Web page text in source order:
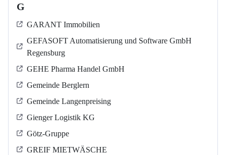
G
GARANT Immobilien
GEFASOFT Automatisierung und Software GmbH
Regensburg
GEHE Pharma Handel GmbH
Gemeinde Berglern
Gemeinde Langenpreising
Gienger Logistik KG
Götz-Gruppe
GREIF MIETWÄSCHE